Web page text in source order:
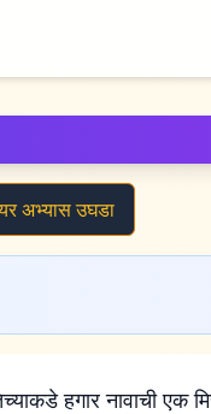
अभ्यास उघडा
हगार नावाची एक